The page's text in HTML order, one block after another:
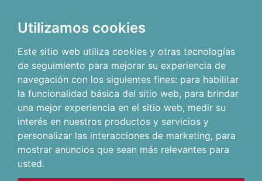
Utilizamos cookies
Este sitio web utiliza cookies y otras tecnologías
de seguimiento para mejorar su experiencia de
navegación con los siguientes fines: para habilitar
la funcionalidad básica del sitio web, para brindar
una mejor experiencia en el sitio web, medir su
interés en nuestros productos y servicios y
personalizar las interacciones de marketing, para
mostrar anuncios que sean más relevantes para
usted.